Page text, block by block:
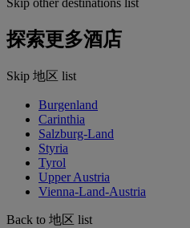
探索更多酒店
Skip 地区 list
Burgenland
Carinthia
Salzburg-Land
Styria
Tyrol
Upper Austria
Vienna-Land-Austria
Back to 地区 list